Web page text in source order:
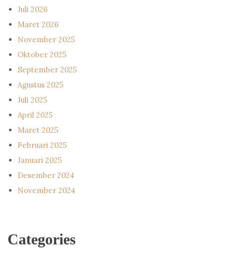
Juli 2026
Maret 2026
November 2025
Oktober 2025
September 2025
Agustus 2025
Juli 2025
April 2025
Maret 2025
Februari 2025
Januari 2025
Desember 2024
November 2024
Categories